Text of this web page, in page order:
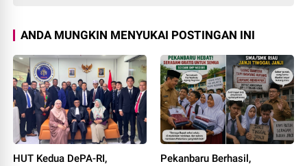
ANDA MUNGKIN MENYUKAI POSTINGAN INI
HUT Kedua DePA-RI,
Pekanbaru Berhasil,